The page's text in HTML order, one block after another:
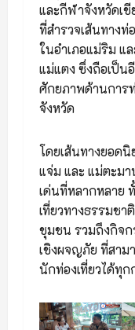
และกีฬาจังหวัดเ
ที่สำรวจเส้นทางท่
ในอำเภอแม่ริม แล
แม่แตง ซึ่งถือเป็น
ศักยภาพด้านการ
จังหวัด
โดยเส้นทางยอด
แจ่ม และ แม่ตะม
เด่นที่หลากหลาย
เที่ยวทางธรรมชา
ชุมชน รวมถึงกิจก
เชิงผจญภัย ที่สาม
นักท่องเที่ยวได้ทุก